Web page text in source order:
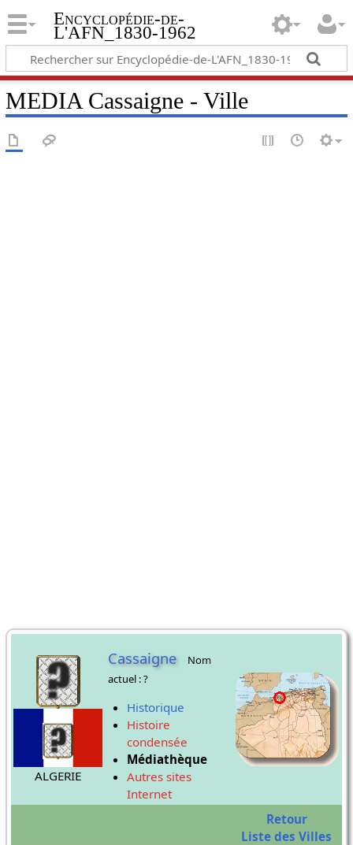
Encyclopédie-de-
L'AFN_1830-1962
MEDIA Cassaigne - Ville
ALGERIE
Cassaigne
Nom
actuel : ?
Historique
Histoire
condensée
Médiathèque
Autres sites
Internet
Retour
Liste des Villes